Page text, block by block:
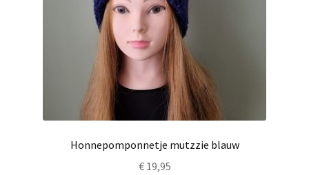
Honnepomponnetje mutzzie blauw
€19,95